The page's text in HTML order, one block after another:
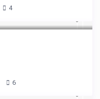
4
6